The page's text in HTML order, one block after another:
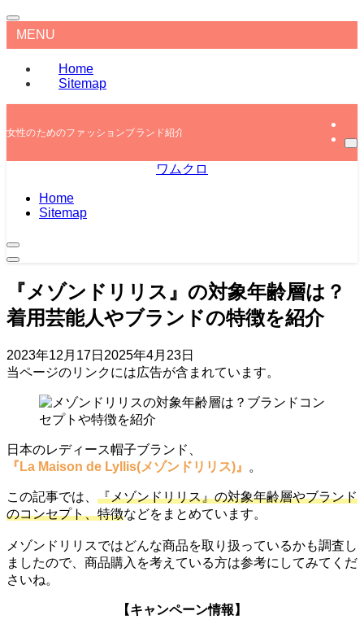
MENU
Home
Sitemap
女性のためのファッションブランド紹介
ワムクロ
Home
Sitemap
『メゾンドリリス』の対象年齢層は？
着用芸能人やブランドの特徴を紹介
2023年12月17日 2025年4月23日
当ページのリンクには広告が含まれています。
日本のレディース帽子ブランド、
『 La Maison de Lyllis(メゾンドリリス) 』 。
この記事では、 『メゾンドリリス』の対象年齢層やブランド
のコンセプト、特徴などをまとめています。
メゾンドリリスではどんな商品を取り扱っているかも調査し
ましたので、商品購入を考えている方は参考にしてみてくだ
さいね。
【キャンペーン情報】